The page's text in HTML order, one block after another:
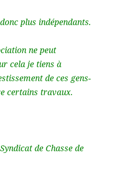
plus indépendants.
ne peut
cela je tiens à
de ces gens-
certains travaux.
de Chasse de